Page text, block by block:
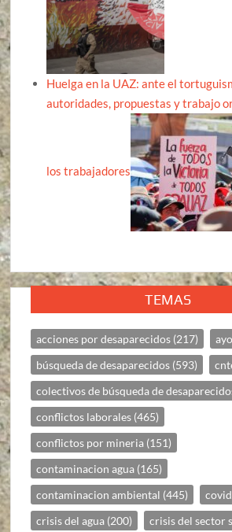
Huelga en la UAZ: ante el
autoridades, propuestas y trabajo
los trabajadores
TEMAS
acciones por desaparecidos (217)
búsqueda de desaparecidos (593)
colectivos de búsqueda de
conflictos laborales (465)
conflictos por mineria (151)
contaminacion agua (165)
contaminacion ambiental (445)
crisis del agua (200) crisis del sector